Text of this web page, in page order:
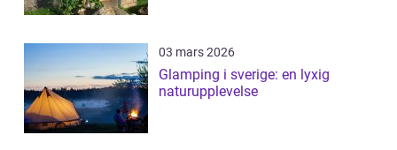
03 mars 2026
Glamping i sverige: en lyxig
naturupplevelse